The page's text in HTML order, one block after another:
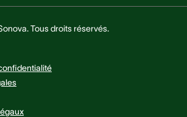
Tous droits réservés.